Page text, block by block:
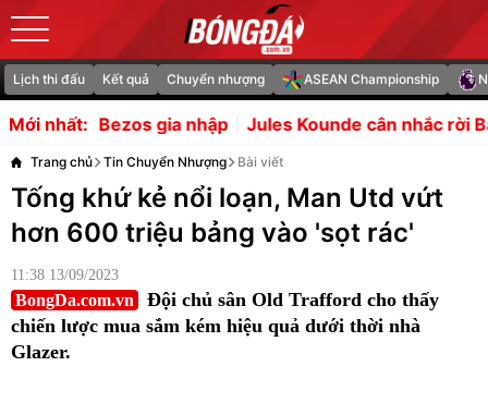
Lịch thi đấu Kết quả Chuyển nhượng ASEAN Championship
Mới nhất:
gia nhập Jules Kounde cân nhắc rời Barca sang Anh
Trang chủ Tin Chuyển Nhượng Bài viết
Tống khứ kẻ nổi loạn, Man Utd vứt
hơn 600 triệu bảng vào 'sọt rác'
11:38 13/09/2023
BongDa.com.vn
Đội chủ sân Old Trafford cho thấy
chiến lược mua sắm kém hiệu quả dưới thời nhà
Glazer.